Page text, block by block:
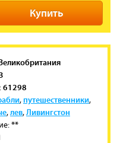
Купить
61298
,путешественники,
,лев,Ливингстон
**